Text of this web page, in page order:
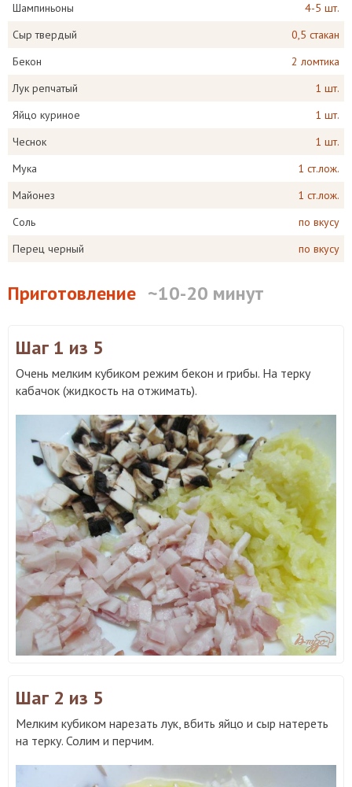
Шампиньоны
4-5 шт.
Сыр твердый
0,5 стакан
Бекон
2 ломтика
Лук репчатый
1 шт.
Яйцо куриное
1 шт.
Чеснок
1 шт.
Мука
1 ст.лож.
Майонез
1 ст.лож.
Соль
по вкусу
Перец черный
по вкусу
Приготовление ~10-20 минут
Шаг 1 из 5
Очень мелким кубиком режим бекон и грибы. На терку
кабачок (жидкость на отжимать).
Шаг 2 из 5
Мелким кубиком нарезать лук, вбить яйцо и сыр натереть
на терку. Солим и перчим.